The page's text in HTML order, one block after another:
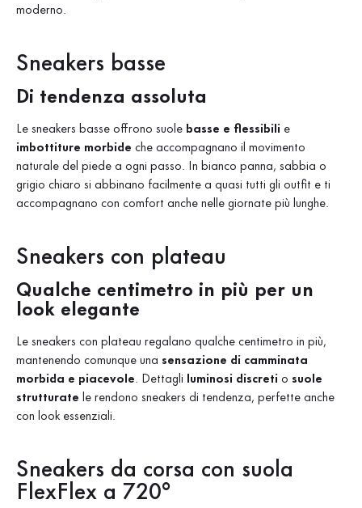
moderno.
Sneakers basse
Di tendenza assoluta
Le sneakers basse offrono suole basse e flessibili e
imbottiture morbide che accompagnano il movimento
naturale del piede a ogni passo. In bianco panna, sabbia o
grigio chiaro si abbinano facilmente a quasi tutti gli outfit e ti
accompagnano con comfort anche nelle giornate più lunghe.
Sneakers con plateau
Qualche centimetro in più per un
look elegante
Le sneakers con plateau regalano qualche centimetro in più,
mantenendo comunque una sensazione di camminata
morbida e piacevole. Dettagli luminosi discreti o suole
strutturate le rendono sneakers di tendenza, perfette anche
con look essenziali.
Sneakers da corsa con suola
FlexFlex a 720°